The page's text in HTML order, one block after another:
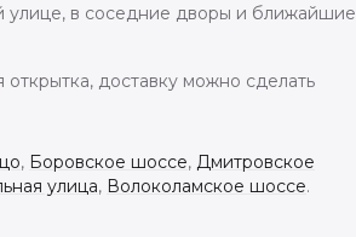
улице, в соседние дворы и ближайшие
доставку можно сделать
, Боровское шоссе, Дмитровское
улица, Волоколамское шоссе.